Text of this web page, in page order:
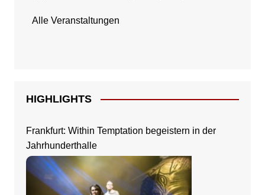
Alle Veranstaltungen
HIGHLIGHTS
Frankfurt: Within Temptation begeistern in der
Jahrhunderthalle